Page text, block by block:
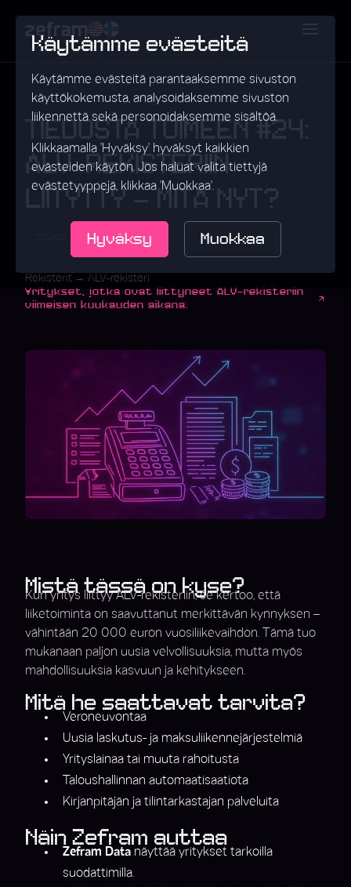
Käytämme evästeitä
Käytämme evästeitä parantaaksemme sivuston
käyttökokemusta, analysoidaksemme sivuston
liikennettä sekä personoidaksemme sisältöä.
Klikkaamalla 'Hyväksy' hyväksyt kaikkien
evästeiden käytön. Jos haluat valita tiettyjä
evästetyyppejä, klikkaa 'Muokkaa'.
Hyväksy Muokkaa
TIEDOSTA TOIMEEN #24:
ALV-REKISTERIIN
LIITYTTY – MITÄ NYT?
6. toukokuuta 2025• Data
Rekisterit → ALV-rekisteri
Yritykset, jotka ovat liittyneet ALV-rekisteriin
viimeisen kuukauden aikana.
Mistä tässä on kyse?
Kun yritys liittyy ALV-rekisteriin, se kertoo, että
liiketoiminta on saavuttanut merkittävän kynnyksen –
vähintään 20 000 euron vuosiliikevaihdon. Tämä tuo
mukanaan paljon uusia velvollisuuksia, mutta myös
mahdollisuuksia kasvuun ja kehitykseen.
Mitä he saattavat tarvita?
Veroneuvontaa
Uusia laskutus- ja maksuliikennejärjestelmiä
Yrityslainaa tai muuta rahoitusta
Taloushallinnan automaatisaatiota
Kirjanpitäjän ja tilintarkastajan palveluita
Näin Zefram auttaa
Zefram Data näyttää yritykset tarkoilla
suodattimilla.